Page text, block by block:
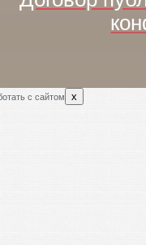
с сайтом x